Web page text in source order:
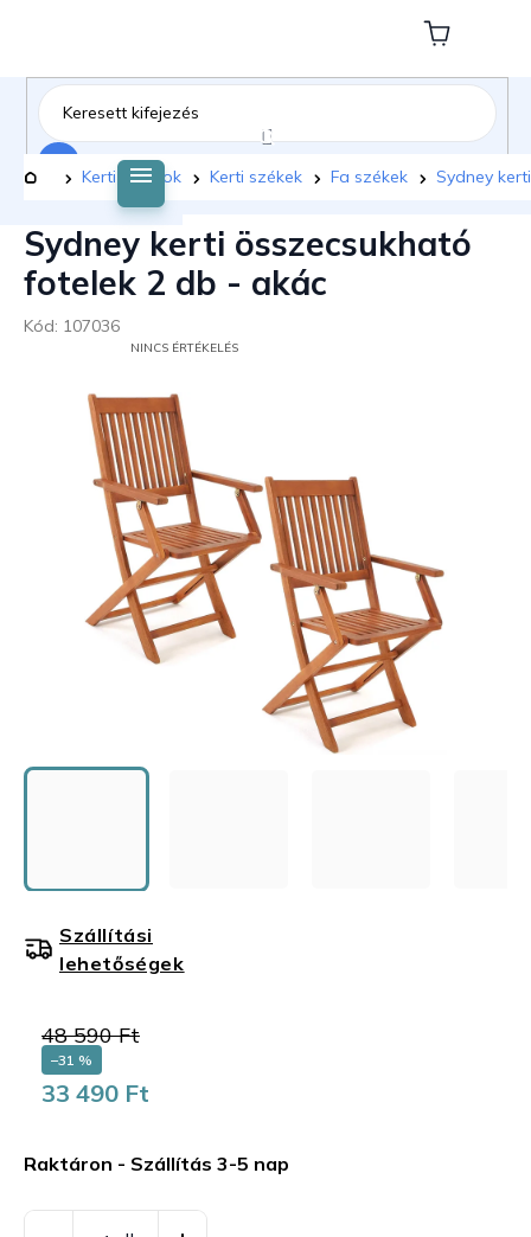
tartalomhoz
Kosár
Kezdőlap
Kerti bútorok Kerti székek Fa székek Sydney
Sydney kerti összecsukható
fotelek 2 db - akác
Kód: 107036
ÉRTÉKELÉSE
CSILLAG.
NINCS ÉRTÉKELÉS
48 590 Ft
–31 %
33 490 Ft
Raktáron - Szállítás 3-5 nap
Szállítási
lehetőségek